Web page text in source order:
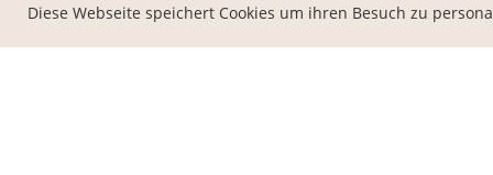
Diese Webseite speichert Cookies um ihren Besuch zu